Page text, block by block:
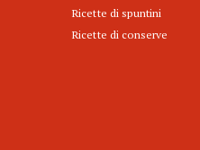
Ricette di spuntini
Ricette di conserve